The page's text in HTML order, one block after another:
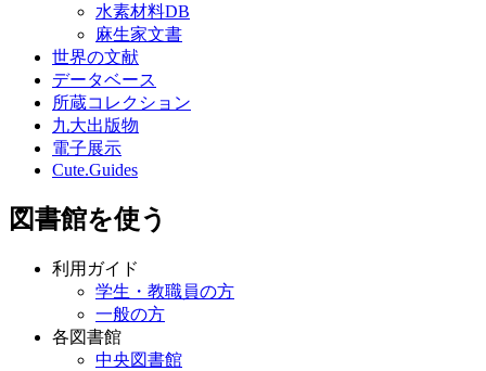
水素材料DB
麻生家文書
世界の文献
データベース
所蔵コレクション
九大出版物
電子展示
Cute.Guides
図書館を使う
利用ガイド
学生・教職員の方
一般の方
各図書館
中央図書館